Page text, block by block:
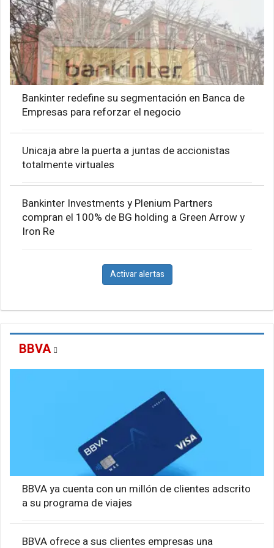
Bankinter redefine su segmentación en Banca de
Empresas para reforzar el negocio
Unicaja abre la puerta a juntas de accionistas
totalmente virtuales
Bankinter Investments y Plenium Partners
compran el 100% de BG holding a Green Arrow y
Iron Re
Activar alertas
BBVA
BBVA ya cuenta con un millón de clientes adscrito
a su programa de viajes
BBVA ofrece a sus clientes empresas una